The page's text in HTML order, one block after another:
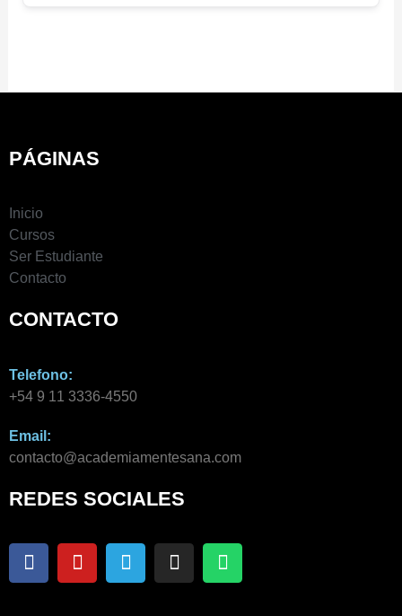
PÁGINAS
Inicio
Cursos
Ser Estudiante
Contacto
CONTACTO
Telefono:
+54 9 11 3336-4550​
Email:
contacto@academiamentesana.com​
REDES SOCIALES
F
a
Y
o
T
e
I
n
W
h